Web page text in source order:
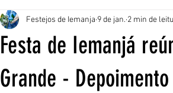
Festa de Iemanjá
Grande -
Festejos de Iemanja 9 de jan. 2 min de